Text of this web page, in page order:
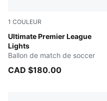
1 COULEUR
Ultimate Premier League
Lights
Fluo Yellow-Multicolor
Ballon de match de soccer
CAD $180.00